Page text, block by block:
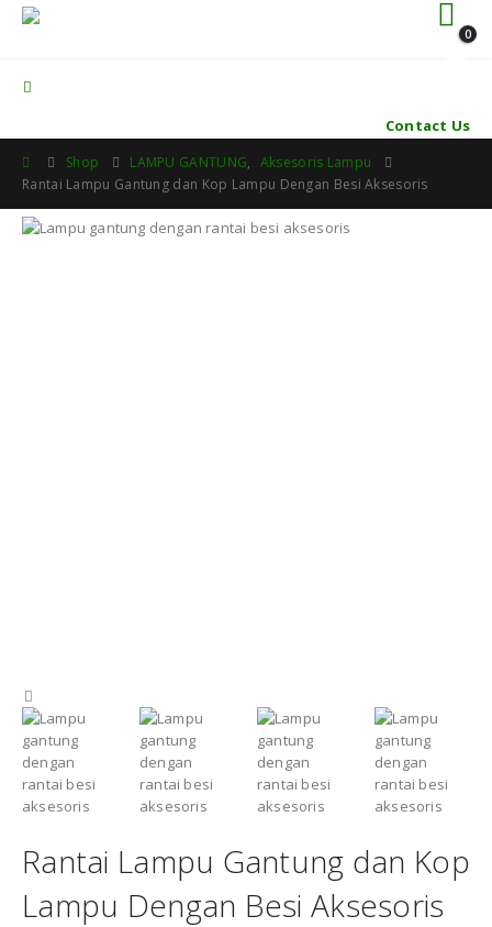
0
Contact Us
Shop LAMPU GANTUNG, Aksesoris Lampu
Rantai Lampu Gantung dan Kop Lampu Dengan Besi Aksesoris
Rantai Lampu Gantung dan Kop
Lampu Dengan Besi Aksesoris